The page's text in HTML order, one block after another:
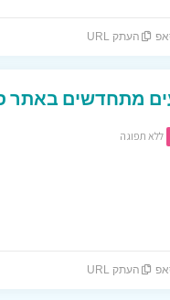
העתק URL
מתחדשים באתר
ללא תפוגה
העתק URL